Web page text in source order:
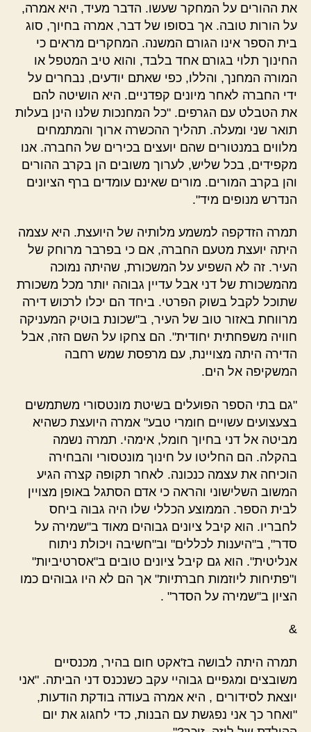
את ההורים על המחקר שעשו. הדבר מעיד, היא אמרה,
על הורות טובה. אך בסופו של דבר, אמרה בחיוך, סוג
בית הספר אינו הגורם המשנה. המחקרים מראים כי
החינוך תלוי בגורם אחד בלבד, והוא טיב המטפל או
המורה המחנך, והללו, כפי שאתם יודעים, נבחרים על
ידי החברה לאחר מיונים קפדניים. היא הושיטה להם
את הטבלט עם הגרפים. "כל המחנכות שלנו הינן בעלות
תואר שני ומעלה. תהליך ההכשרה ארוך והמתמחים
מלווים במנטורים שהם יועצים בכירים של החברה. אנו
מקפידים, בכל שליש, לערוך משובים הן בקרב ההורים
והן בקרב המורים. מורים שאינם עומדים ברף הציונים
הנדרש מנופים מיד".
תמרה הזדקפה למשמע מלותיה של היועצת. היא עצמה
היתה יועצת מטעם החברה, אם כי בפרבר מרוחק של
העיר. זה לא השפיע על המשכורת, שהיתה נמוכה
מהמשכורת של דני אבל עדיין גבוהה יותר מכל משכורת
שתוכל לקבל בשוק הפרטי. ביחד הם יכלו לרכוש דירה
מרווחת באזור טוב של העיר, ב"שכונת בוטיק המעניקה
חוויה משפחתית יחודית". הם צחקו על השם הזה, אבל
הדירה היתה מצויינת, עם מרפסת שמש רחבה
המשקיפה אל הים.
"גם בתי הספר הפועלים בשיטת מונטסורי משתמשים
בצעצועים עשויים חומרי טבע" אמרה היועצת כשהיא
מביטה אל דני בחיוך חומל, אימהי. תמרה נשמה
בהקלה. הם החליטו על חינוך מונטסורי והבחירה
הוכיחה את עצמה כנכונה. לאחר תקופה קצרה הגיע
המשוב השלישוני והראה כי אדם הסתגל באופן מצויין
לבית הספר. הממוצע הכללי שלו היה גבוה ביחס
לחבריו. הוא קיבל ציונים גבוהים מאוד ב"שמירה על
סדר", ב"היענות לכללים" וב"חשיבה ויכולת ניתוח
אנליטית". הוא גם קיבל ציונים טובים ב"אסרטיביות"
ו"פתיחות ליוזמות חברתיות" אך הם לא היו גבוהים כמו
הציון ב"שמירה על הסדר" .
&
תמרה היתה לבושה בז'אקט חום בהיר, מכנסיים
משובצים ומגפיים גבוהיי עקב כשנכנס דני הביתה. "אני
יוצאת לסידורים , היא אמרה בעודה בודקת הודעות,
"ואחר כך אני נפגשת עם הבנות, כדי לחגוג את יום